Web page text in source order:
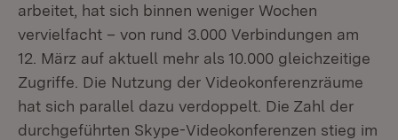
arbeitet, hat sich binnen weniger Wochen
vervielfacht – von rund 3.000 Verbindungen am
12. März auf aktuell mehr als 10.000 gleichzeitige
Zugriffe. Die Nutzung der Videokonferenzräume
hat sich parallel dazu verdoppelt. Die Zahl der
durchgeführten Skype-Videokonferenzen stieg im